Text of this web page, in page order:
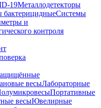
19Металлодетекторы
бактерицидныеСистемы
и
контроля
весыЛабораторные
Портативные
весыЮвелирные